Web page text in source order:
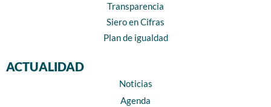
Transparencia
Siero en Cifras
Plan de igualdad
ACTUALIDAD
Noticias
Agenda